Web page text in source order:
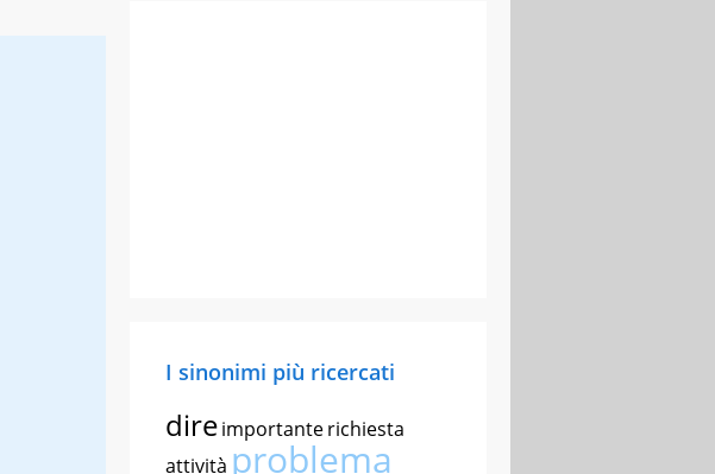
I sinonimi più ricercati
direimportanterichiesta
attività problema